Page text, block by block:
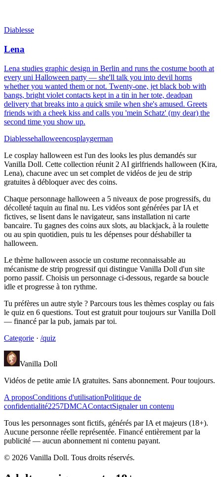
Diablesse
Lena
Lena studies graphic design in Berlin and runs the costume booth at
every uni Halloween party — she'll talk you into devil horns
whether you wanted them or not. Twenty-one, jet black bob with
bangs, bright violet contacts kept in a tin in her tote, deadpan
delivery that breaks into a quick smile when she's amused. Greets
friends with a cheek kiss and calls you 'mein Schatz' (my dear) the
second time you show up.
Diablessehalloweencosplaygerman
Le cosplay halloween est l'un des looks les plus demandés sur
Vanilla Doll. Cette collection réunit 2 AI girlfriends halloween (Kira,
Lena), chacune avec un set complet de vidéos de jeu de strip
gratuites à débloquer avec des coins.
Chaque personnage halloween a 5 niveaux de pose progressifs, du
décolleté taquin au final nu. Les vidéos sont générées par IA et
fictives, se lisent dans le navigateur, sans installation ni carte
bancaire. Tu gagnes des coins aux slots, au blackjack, à la roulette
ou au spin quotidien, puis tu les dépenses pour déshabiller ta
halloween.
Le thème halloween associe un costume reconnaissable au
mécanisme de strip progressif qui distingue Vanilla Doll d'un site
porno passif. Choisis un personnage ci-dessous, regarde sa boucle
idle et progresse à ton rythme.
Tu préfères un autre style ? Parcours tous les thèmes cosplay ou fais
le quiz en 6 questions. Tout est gratuit pour toujours sur Vanilla Doll
— financé par la pub, jamais par toi.
Categorie · /quiz
Vanilla Doll
Vidéos de petite amie IA gratuites. Sans abonnement. Pour toujours.
A proposConditions d'utilisationPolitique de
confidentialité2257DMCAContactSignaler un contenu
Tous les personnages sont fictifs, générés par IA et majeurs (18+).
Aucune personne réelle représentée. Financé entièrement par la
publicité — aucun abonnement ni contenu payant.
© 2026 Vanilla Doll. Tous droits réservés.